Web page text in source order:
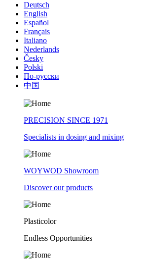
Deutsch
English
Español
Français
Italiano
Nederlands
Česky
Polski
По-русски
中国
PRECISION SINCE 1971
Specialists in dosing and mixing
WOYWOD Showroom
Discover our products
Plasticolor
Endless Opportunities